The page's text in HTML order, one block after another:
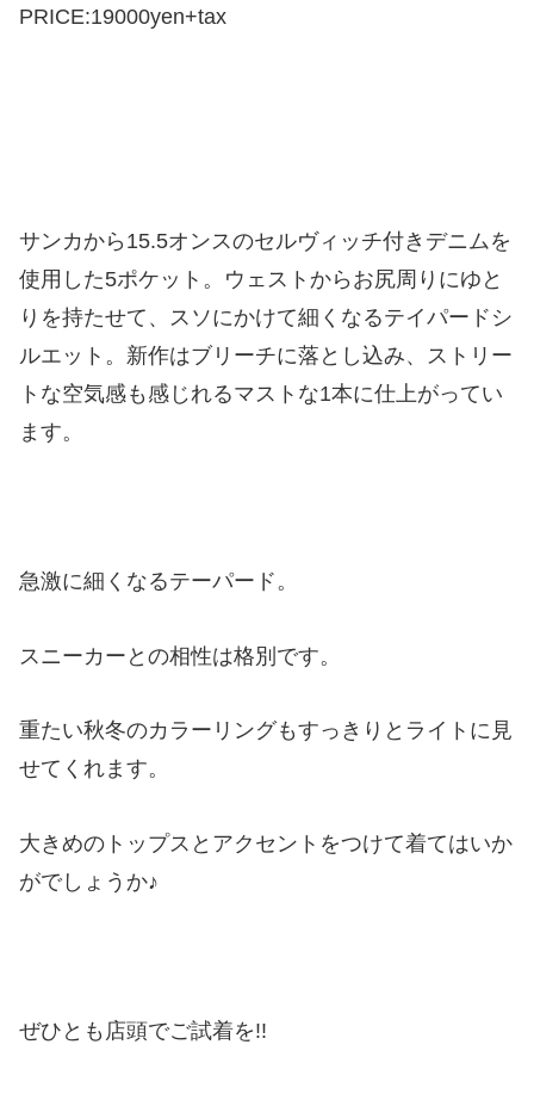
PRICE:19000yen+tax
サンカから15.5オンスのセルヴィッチ付きデニムを
使用した5ポケット。ウェストからお尻周りにゆと
りを持たせて、スソにかけて細くなるテイパードシ
ルエット。新作はブリーチに落とし込み、ストリー
トな空気感も感じれるマストな1本に仕上がってい
ます。
急激に細くなるテーパード。
スニーカーとの相性は格別です。
重たい秋冬のカラーリングもすっきりとライトに見
せてくれます。
大きめのトップスとアクセントをつけて着てはいか
がでしょうか♪
ぜひとも店頭でご試着を!!